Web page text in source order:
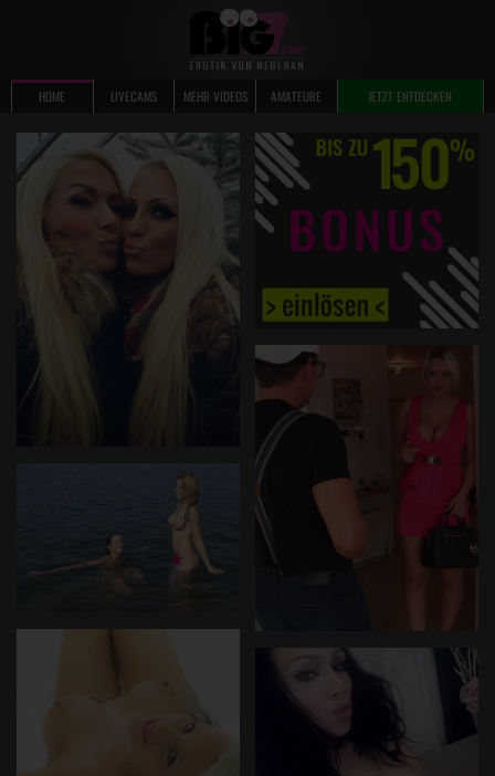
HOME LIVECAMS MEHR VIDEOS AMATEURE JETZT ENTDECKEN